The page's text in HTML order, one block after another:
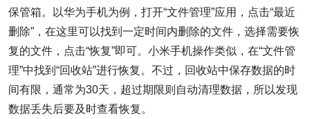
保管箱。以华为手机为例，打开“文件管理”应用，点击“最近
删除”，在这里可以找到一定时间内删除的文件，选择需要恢
复的文件，点击“恢复”即可。小米手机操作类似，在“文件管
理”中找到“回收站”进行恢复。不过，回收站中保存数据的时
间有限，通常为30天，超过期限则自动清理数据，所以发现
数据丢失后要及时查看恢复。